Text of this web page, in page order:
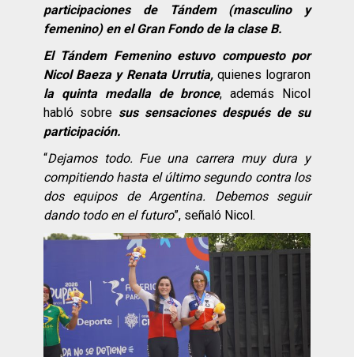
participaciones de Tándem (masculino y
femenino) en el Gran Fondo de la clase B.
El Tándem Femenino estuvo compuesto por
Nicol Baeza y Renata Urrutia, quienes lograron
la quinta medalla de bronce, además Nicol
habló sobre sus sensaciones después de su
participación.
“Dejamos todo. Fue una carrera muy dura y
compitiendo hasta el último segundo contra los
dos equipos de Argentina. Debemos seguir
dando todo en el futuro”, señaló Nicol.